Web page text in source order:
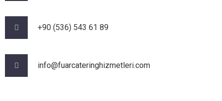
‪+90 (536) 543 61 89‬
info@fuarcateringhizmetleri.com